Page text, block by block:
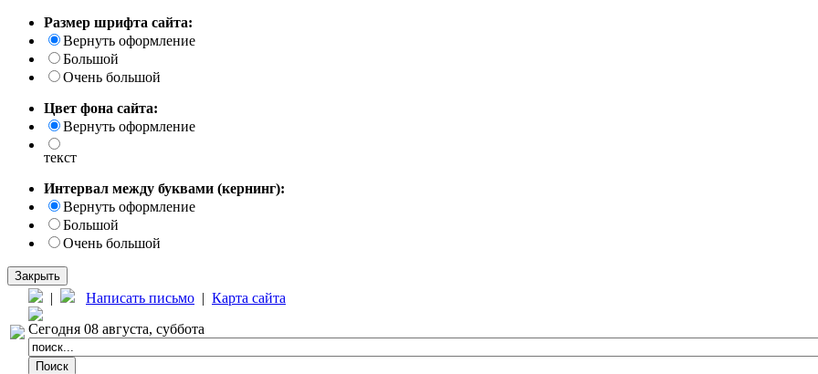
Размер шрифта сайта:
Вернуть оформление
Большой
Очень большой
Цвет фона сайта:
Вернуть оформление
текст
Интервал между буквами (кернинг):
Вернуть оформление
Большой
Очень большой
Закрыть
| Написать письмо | Карта сайта
Сегодня 08 августа, суббота